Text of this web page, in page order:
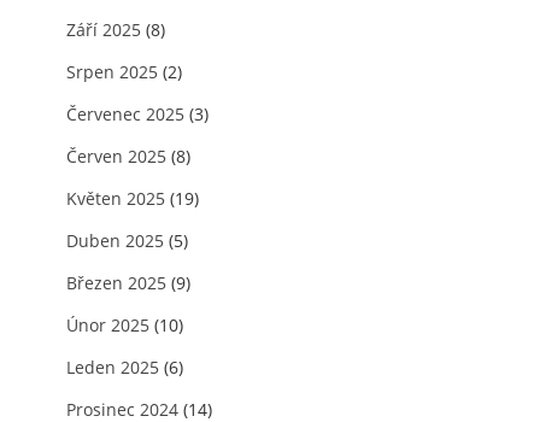
Září 2025 (8)
Srpen 2025 (2)
Červenec 2025 (3)
Červen 2025 (8)
Květen 2025 (19)
Duben 2025 (5)
Březen 2025 (9)
Únor 2025 (10)
Leden 2025 (6)
Prosinec 2024 (14)